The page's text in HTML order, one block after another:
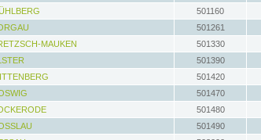
501160
501261
MAUKEN
501330
501390
501420
501470
501480
501490